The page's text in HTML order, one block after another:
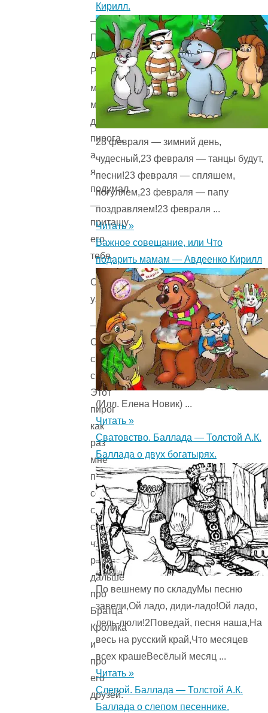
—
Просто,
дядюшка
Римус,
мне
мама
дала
пирога,
а
я
подумал
—
притащу
его
тебе.
Старик
улыбнулся:
—
Спасибо,
спасибо,
сынок.
Этот
пирог
как
раз
мне
поможет
собраться
с
силами,
чтоб
рассказать
дальше
про
Братца
Кролика
и
про
его
друзей.
Кирилл.
23 февраля — зимний день,
чудесный,23 февраля — танцы будут,
песни!23 февраля — спляшем,
погуляем,23 февраля — папу
поздравляем!23 февраля ...
Читать »
Важное совещание, или Что
подарить мамам — Авдеенко Кирилл
(Илл. Елена Новик) ...
Читать »
Сватовство. Баллада — Толстой А.К.
Баллада о двух богатырях.
По вешнему по складуМы песню
завели,Ой ладо, диди-ладо!Ой ладо,
лель-люли!2Поведай, песня наша,На
весь на русский край,Что месяцев
всех крашеВесёлый месяц ...
Читать »
Слепой. Баллада — Толстой А.К.
Баллада о слепом песеннике.